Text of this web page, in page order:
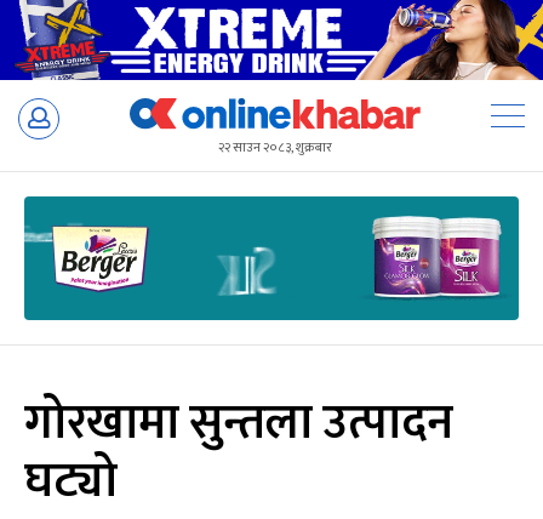
Skip
२२ साउन २०८३, शुक्रबार
गोरखामा सुन्तला उत्पादन
घट्यो